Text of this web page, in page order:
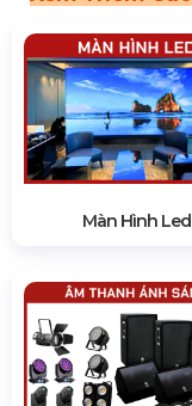
Màn Hình Led